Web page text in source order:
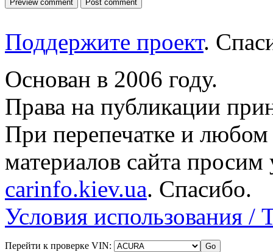
Поддержите проект.
Основан в 2006 году.
Права на публикации
При перепечатке и
материалов сайта просим
carinfo.kiev.ua. Спасибо.
Условия использования /
Перейти к проверке VIN: